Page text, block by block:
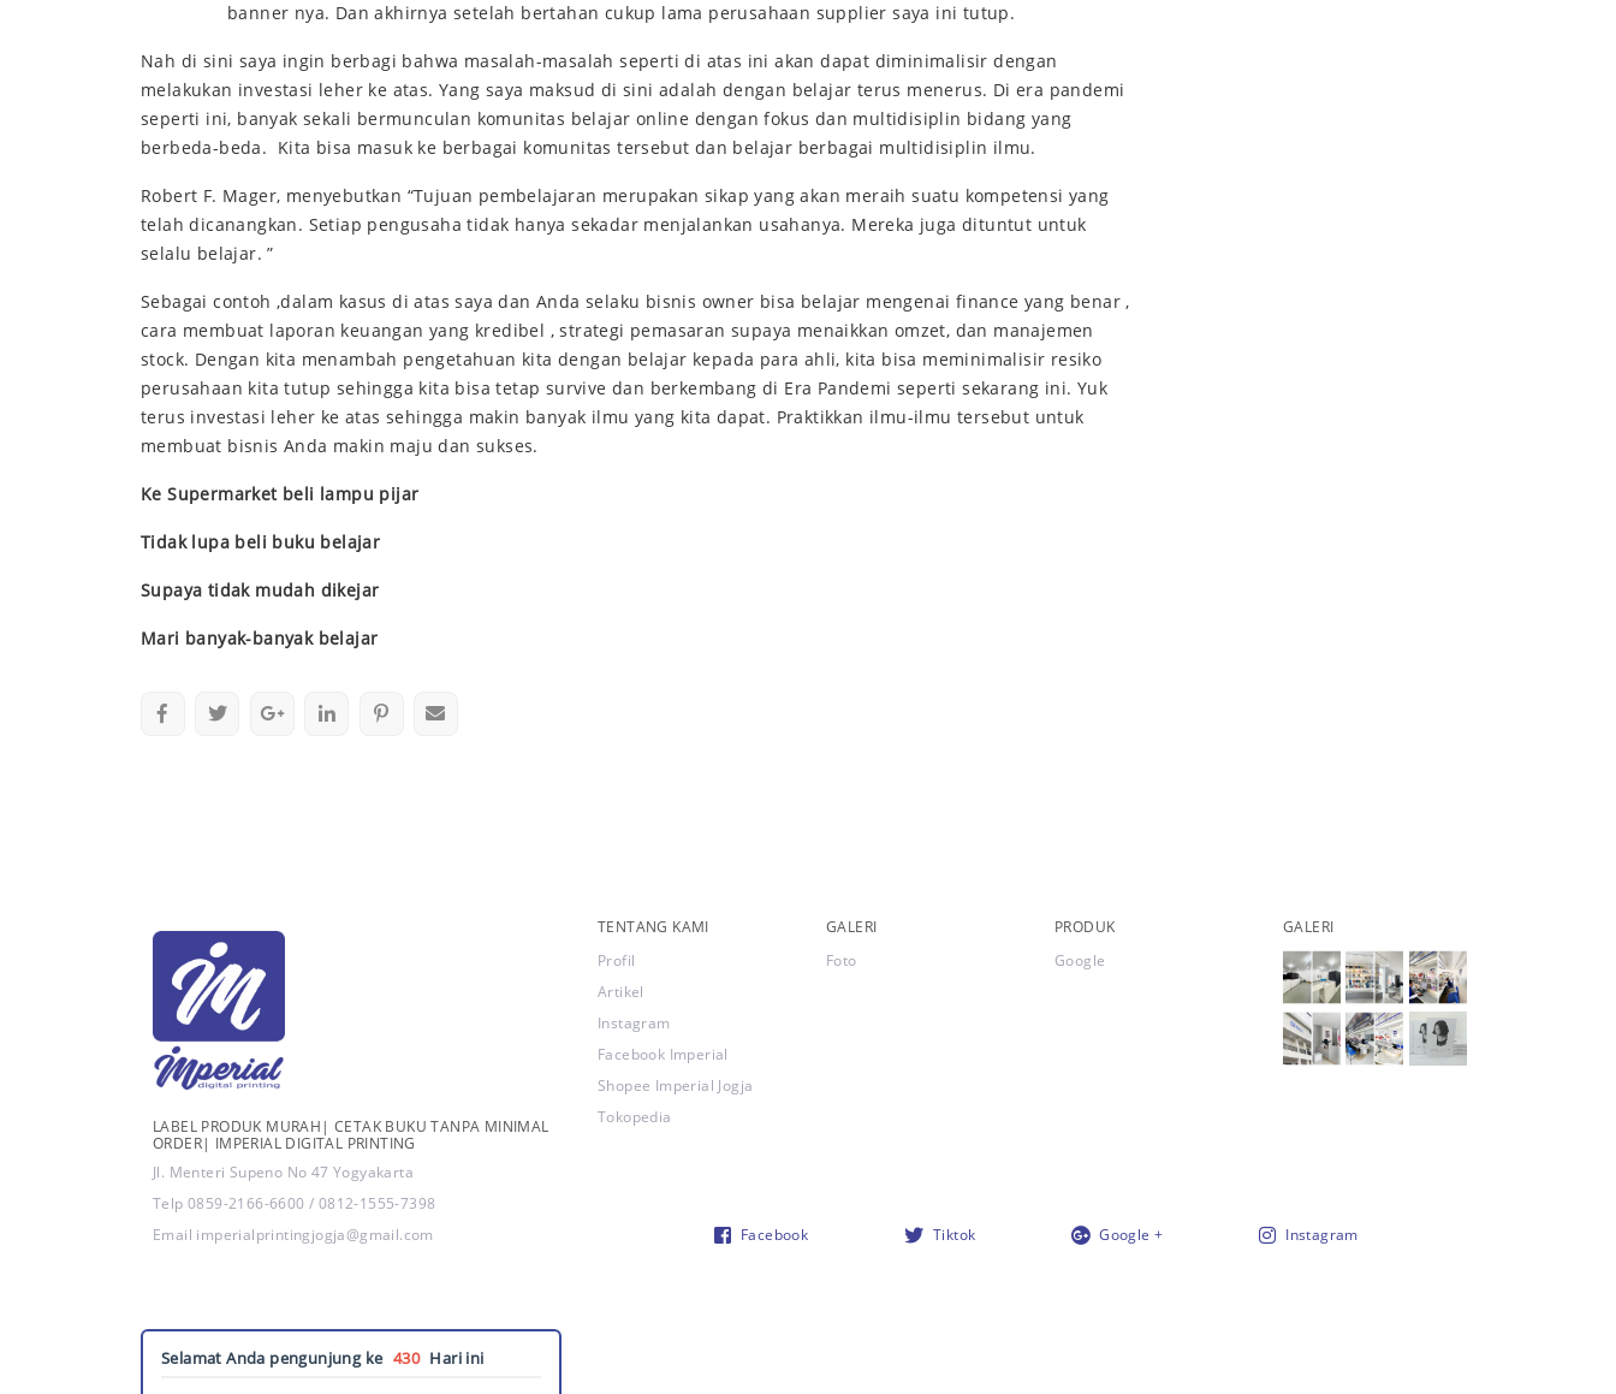
banner nya. Dan akhirnya setelah bertahan cukup lama perusahaan supplier saya ini tutup.
Nah di sini saya ingin berbagi bahwa masalah-masalah seperti di atas ini akan dapat diminimalisir dengan
melakukan investasi leher ke atas. Yang saya maksud di sini adalah dengan belajar terus menerus. Di era pandemi
seperti ini, banyak sekali bermunculan komunitas belajar online dengan fokus dan multidisiplin bidang yang
berbeda-beda. Kita bisa masuk ke berbagai komunitas tersebut dan belajar berbagai multidisiplin ilmu.
Robert F. Mager, menyebutkan “Tujuan pembelajaran merupakan sikap yang akan meraih suatu kompetensi yang
telah dicanangkan. Setiap pengusaha tidak hanya sekadar menjalankan usahanya. Mereka juga dituntut untuk
selalu belajar. ”
Sebagai contoh ,dalam kasus di atas saya dan Anda selaku bisnis owner bisa belajar mengenai finance yang benar ,
cara membuat laporan keuangan yang kredibel , strategi pemasaran supaya menaikkan omzet, dan manajemen
stock. Dengan kita menambah pengetahuan kita dengan belajar kepada para ahli, kita bisa meminimalisir resiko
perusahaan kita tutup sehingga kita bisa tetap survive dan berkembang di Era Pandemi seperti sekarang ini. Yuk
terus investasi leher ke atas sehingga makin banyak ilmu yang kita dapat. Praktikkan ilmu-ilmu tersebut untuk
membuat bisnis Anda makin maju dan sukses.
Ke Supermarket beli lampu pijar
Tidak lupa beli buku belajar
Supaya tidak mudah dikejar
Mari banyak-banyak belajar
LABEL PRODUK MURAH| CETAK BUKU TANPA MINIMAL
ORDER| IMPERIAL DIGITAL PRINTING
Jl. Menteri Supeno No 47 Yogyakarta
Telp 0859-2166-6600 / 0812-1555-7398
Email imperialprintingjogja@gmail.com
Selamat Anda pengunjung ke 430 Hari ini
TENTANG KAMI
Profil
Artikel
Instagram
Facebook Imperial
Shopee Imperial Jogja
Tokopedia
GALERI
Foto
PRODUK
Google
GALERI
Facebook Tiktok Google + Instagram